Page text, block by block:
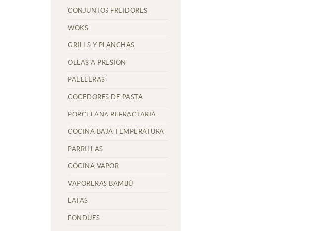
CONJUNTOS FREIDORES
WOKS
GRILLS Y PLANCHAS
OLLAS A PRESION
PAELLERAS
COCEDORES DE PASTA
PORCELANA REFRACTARIA
COCINA BAJA TEMPERATURA
PARRILLAS
COCINA VAPOR
VAPORERAS BAMBÚ
LATAS
FONDUES